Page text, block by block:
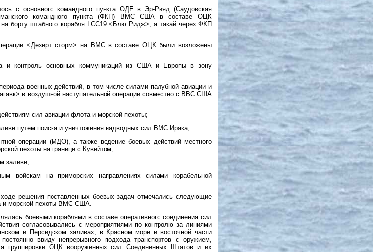
с основного командного пункта ОДЕ в Эр-Рияд (Саудовская
командного пункта (ФКП) ВМС США в составе ОЦК
борту штабного корабля LCC19 <Блю Ридж>, а такай через ФКП
<Дезерт сторм> на ВМС в составе ОЦК были возложены
и контроль основных коммуникаций из США и Европы в зону
военных действий, в том числе силами палубной авиации и
в воздушной наступательной операции совместно с ВВС США
сил авиации флота и морской пехоты;
путем поиска и уничтожения надводных сил ВМС Ирака;
операции (МДО), а также ведение боевых действий местного
пехоты на границе с Кувейтом;
заливе;
войскам на приморских направлениях силами корабельной
решения поставленных боевых задач отмечались следующие
и морской пехоты ВМС США.
боевыми кораблями в составе оперативного соединения сил
согласовывались с мероприятиями по контролю за линиями
и Персидском заливах, в Красном море и восточной части
ввиду непрерывного подхода транспортов с оружием,
группировки ОЦК вооруженных сил Соединенных Штатов и их